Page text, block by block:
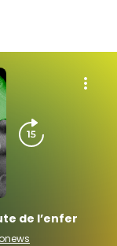
de l’enfer